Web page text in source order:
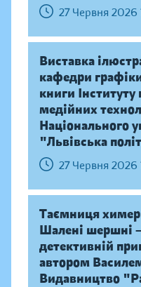
27 Червня 2026
Виставка
кафедри
книги Інституту
медійних
Національного
"Львівська
27 Червня 2026
Таємниця
Шалені шершні
детективній
автором
Видавництво